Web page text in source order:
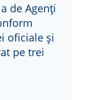
de Agenți
oficiale și
pe trei